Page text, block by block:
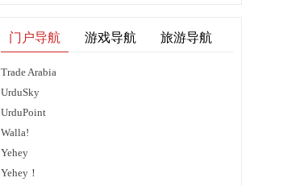
门户导航 游戏导航 旅游导航
Trade Arabia
UrduSky
UrduPoint
Walla!
Yehey
Yehey！